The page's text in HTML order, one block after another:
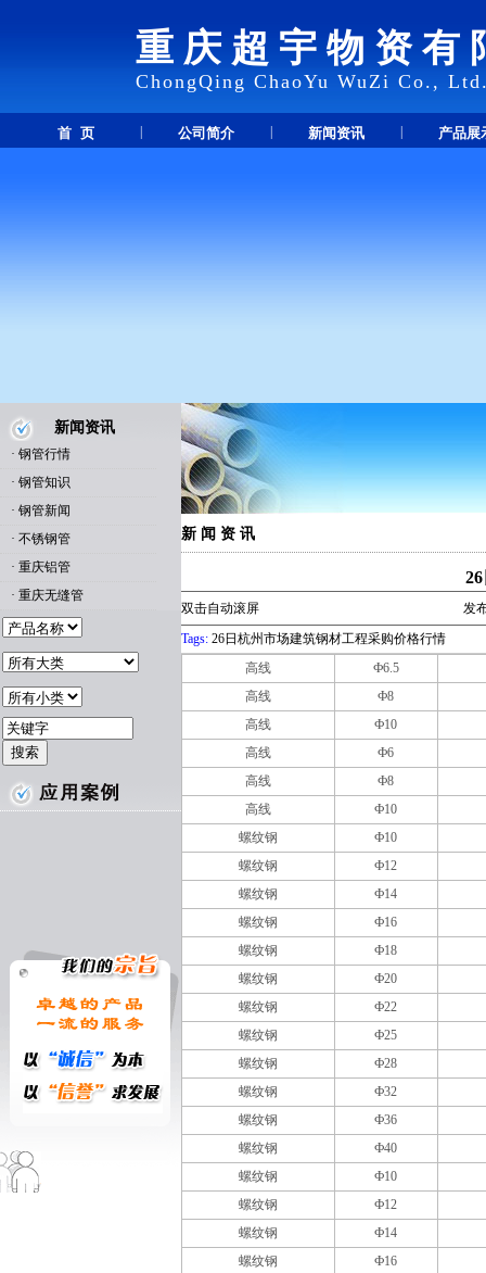
重庆超宇物资有
ChongQing ChaoYu WuZi Co.,
首 页 公司简介 新闻资讯 产品展
新闻资讯
· 钢管行情
· 钢管知识
· 钢管新闻
· 不锈钢管
· 重庆铝管
· 重庆无缝管
新 闻 资 讯
双击自动滚屏
发
Tags: 26日杭州市场建筑钢材工程采购价格行情
高线
Ф6.5
高线
Ф8
高线
Ф10
高线
Ф6
高线
Ф8
高线
Ф10
螺纹钢
Ф10
螺纹钢
Ф12
螺纹钢
Ф14
螺纹钢
Ф16
螺纹钢
Ф18
螺纹钢
Ф20
螺纹钢
Ф22
螺纹钢
Ф25
螺纹钢
Ф28
螺纹钢
Ф32
螺纹钢
Ф36
螺纹钢
Ф40
螺纹钢
Ф10
螺纹钢
Ф12
螺纹钢
Ф14
螺纹钢
Ф16